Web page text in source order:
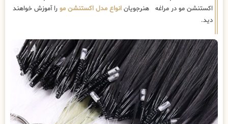
اکستنشن مو در مراغه هنرجویان انواع مدل اکستنشن مو را آموزش خواهند
دید.